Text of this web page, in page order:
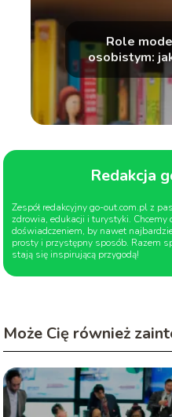
Role
osobistym:
Redakcja
Zespół redakcyjny go-out.com.pl z
zdrowia, edukacji i turystyki.
doświadczeniem, by nawet
prosty i przystępny sposób. Razem
stają się inspirującą przygodą!
Może Cię również